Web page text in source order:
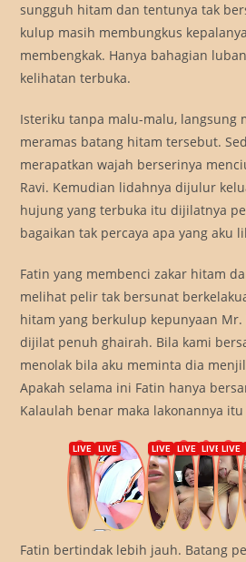
sungguh hitam dan tentunya tak
kulup masih membungkus
membengkak. Hanya bahagian
kelihatan terbuka.
Isteriku tanpa malu-malu, langsung
meramas batang hitam tersebut.
merapatkan wajah berserinya
Ravi. Kemudian lidahnya dijulur
hujung yang terbuka itu dijilatnya
bagaikan tak percaya apa yang aku
Fatin yang membenci zakar hitam
melihat pelir tak bersunat
hitam yang berkulup kepunyaan
dijilat penuh ghairah. Bila kami
menolak bila aku meminta dia
Apakah selama ini Fatin hanya
Kalaulah benar maka lakonannya
Fatin bertindak lebih jauh. Batang